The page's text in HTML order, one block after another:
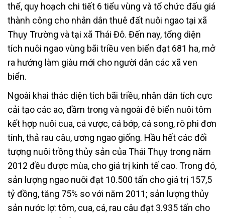
thể, quy hoạch chi tiết 6 tiểu vùng và tổ chức đấu giá
thành công cho nhân dân thuê đất nuôi ngao tại xã
Thụy Trường và tại xã Thái Đô. Đến nay, tổng diện
tích nuôi ngao vùng bãi triều ven biển đạt 681 ha, mở
ra hướng làm giàu mới cho người dân các xã ven
biển.
Ngoài khai thác diện tích bãi triều, nhân dân tích cực
cải tạo các ao, đầm trong và ngoài đê biển nuôi tôm
kết hợp nuôi cua, cá vược, cá bớp, cá song, rô phi đơn
tính, thả rau câu, ương ngao giống. Hầu hết các đối
tượng nuôi trồng thủy sản của Thái Thụy trong năm
2012 đều được mùa, cho giá trị kinh tế cao. Trong đó,
sản lượng ngao nuôi đạt 10.500 tấn cho giá trị 157,5
tỷ đồng, tăng 75% so với năm 2011; sản lượng thủy
sản nước lợ: tôm, cua, cá, rau câu đạt 3.935 tấn cho